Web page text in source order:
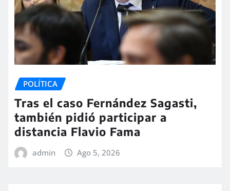
POLÍTICA
Tras el caso Fernández Sagasti,
también pidió participar a
distancia Flavio Fama
admin Ago 5, 2026